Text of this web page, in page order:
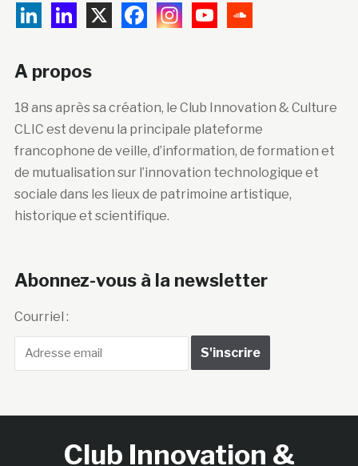
A propos
18 ans après sa création, le Club Innovation & Culture
CLIC est devenu la principale plateforme
francophone de veille, d’information, de formation et
de mutualisation sur l’innovation technologique et
sociale dans les lieux de patrimoine artistique,
historique et scientifique.
Abonnez-vous à la newsletter
Courriel :
Club Innovation &